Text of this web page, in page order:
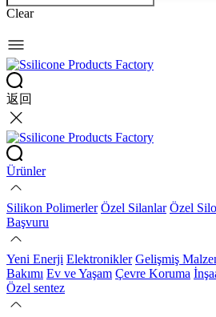
Clear
返回
Ürünler
Silikon Polimerler Özel Silanlar Özel
Başvuru
Yeni Enerji Elektronikler Gelişmiş
Bakımı Ev ve Yaşam Çevre Koruma
Özel sentez